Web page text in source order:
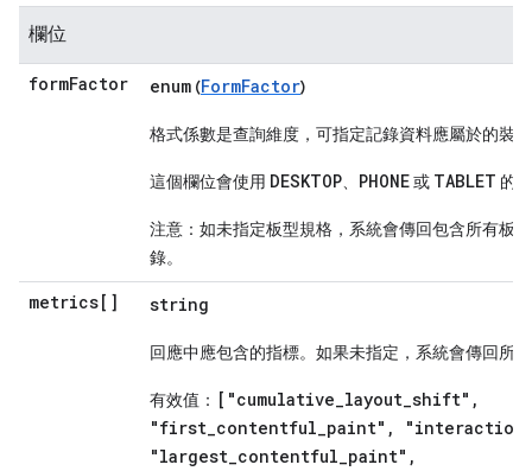
欄位
formFactor enum (FormFactor)
格式係數是查詢維度，可指定記錄資料應屬於的裝
這個欄位會使用 DESKTOP、 PHONE或 TABLET 的
注意：如未指定板型規格，系統會傳回包含所有板
錄。
metrics[] string
回應中應包含的指標。如果未指定，系統會傳回所
有效值： ["cumulative_layout_shift",
"first_contentful_paint",
"largest_contentful_paint",